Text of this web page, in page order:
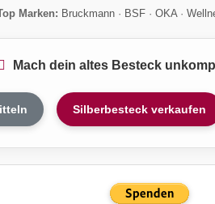
Marken: Bruckmann· BSF· OKA·
Mach dein altes Besteck
Silberbesteck verkaufen